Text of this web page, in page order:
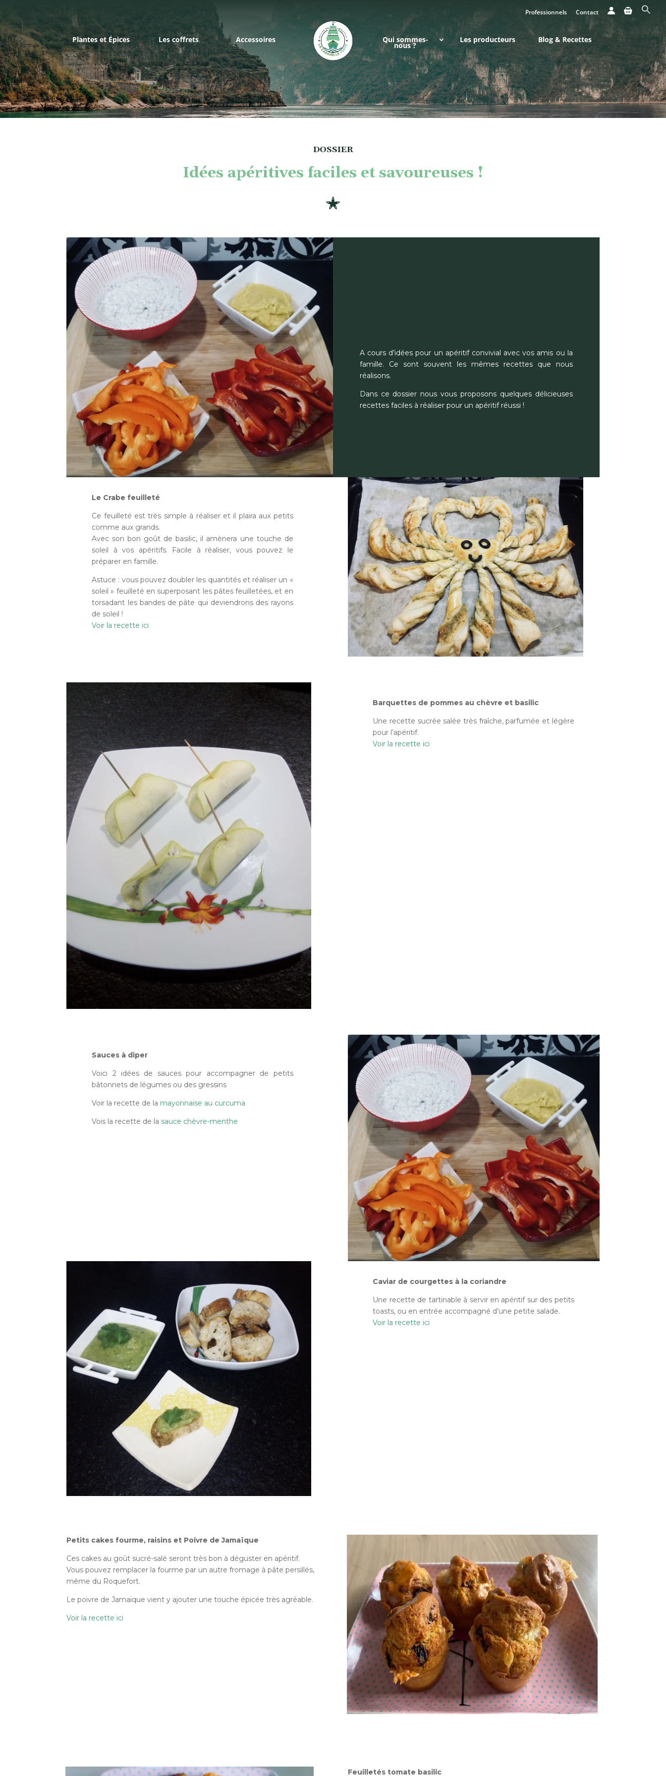
Professionnels Contact
Plantes et Épices Les coffrets Accessoires Qui sommes-
nous ?
Les producteurs Blog & Recettes
DOSSIER
Idées apéritives faciles et savoureuses !
A cours d’idées pour un apéritif convivial avec vos amis ou la
famille. Ce sont souvent les mêmes recettes que nous
réalisons.
Dans ce dossier nous vous proposons quelques délicieuses
recettes faciles à réaliser pour un apéritif réussi !
Le Crabe feuilleté
Ce feuilleté est très simple à réaliser et il plaira aux petits
comme aux grands.
Avec son bon goût de basilic, il amènera une touche de
soleil à vos apéritifs. Facile à réaliser, vous pouvez le
préparer en famille.
Astuce : vous pouvez doubler les quantités et réaliser un «
soleil » feuilleté en superposant les pâtes feuilletées, et en
torsadant les bandes de pâte qui deviendrons des rayons
de soleil !
Voir la recette ici
Barquettes de pommes au chèvre et basilic
Une recette sucrée salée très fraîche, parfumée et légère
pour l’apéritif.
Voir la recette ici
Sauces à diper
Voici 2 idées de sauces pour accompagner de petits
bâtonnets de légumes ou des gressins
Voir la recette de la mayonnaise au curcuma
Vois la recette de la sauce chèvre-menthe
Caviar de courgettes à la coriandre
Une recette de tartinable à servir en apéritif sur des petits
toasts, ou en entrée accompagné d’une petite salade.
Voir la recette ici
Petits cakes fourme, raisins et Poivre de Jamaïque
Ces cakes au goût sucré-salé seront très bon à déguster en apéritif.
Vous pouvez remplacer la fourme par un autre fromage à pâte persillés,
même du Roquefort.
Le poivre de Jamaïque vient y ajouter une touche épicée très agréable.
Voir la recette ici
Feuilletés tomate basilic